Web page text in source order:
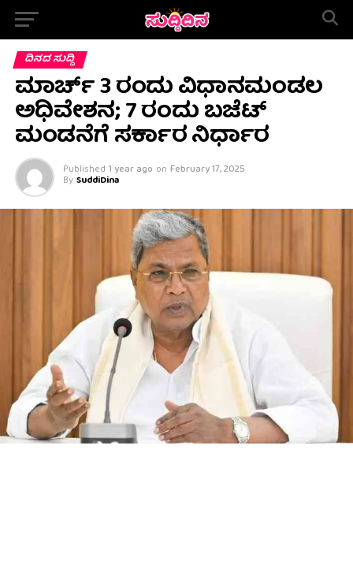
ದಿನದ ಸುದ್ದಿ
ಮಾರ್ಚ್ 3 ರಂದು ವಿಧಾನಮಂಡಲ
ಅಧಿವೇಶನ; 7 ರಂದು ಬಜೆಟ್
ಮಂಡನೆಗೆ ಸರ್ಕಾರ ನಿರ್ಧಾರ
Published 1 year ago on February 17, 2025
By SuddiDina